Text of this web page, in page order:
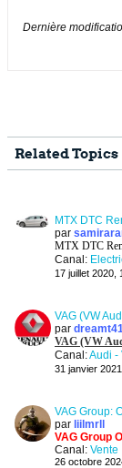
Dernière
Related Topics
MTX DTC
par
Canal:
17 juillet 2020,
VAG (VW
par
VAG (VW
Canal:Audi -
31 janvier
VAG Group:
par liilmrll
VAG Group
Canal: Vente
26 octobre